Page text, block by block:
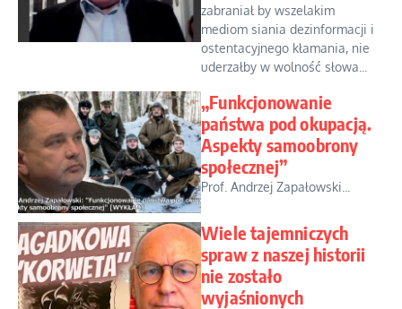
zabraniał by wszelakim
mediom siania dezinformacji i
ostentacyjnego kłamania, nie
uderzałby w wolność słowa...
„Funkcjonowanie
państwa pod okupacją.
Aspekty samoobrony
społecznej”
Prof. Andrzej Zapałowski...
Wiele tajemniczych
spraw z naszej historii
nie zostało
wyjaśnionych